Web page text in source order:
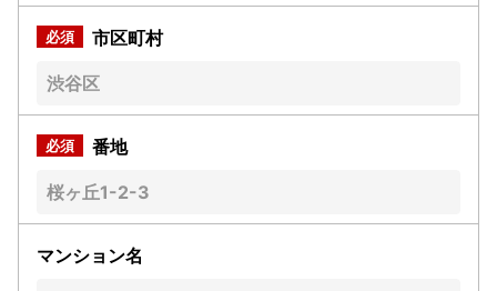
市区町村
番地
マンション名